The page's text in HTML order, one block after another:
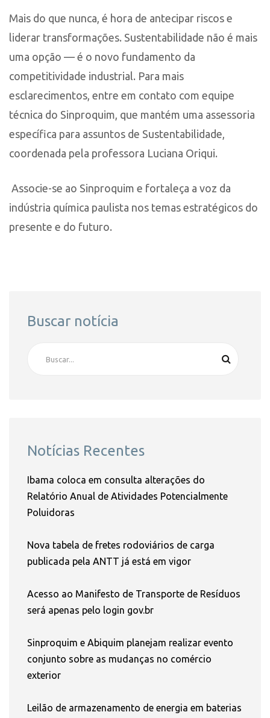
Mais do que nunca, é hora de antecipar riscos e
liderar transformações. Sustentabilidade não é mais
uma opção — é o novo fundamento da
competitividade industrial. Para mais
esclarecimentos, entre em contato com equipe
técnica do Sinproquim, que mantém uma assessoria
específica para assuntos de Sustentabilidade,
coordenada pela professora Luciana Oriqui.
Associe-se ao Sinproquim e fortaleça a voz da
indústria química paulista nos temas estratégicos do
presente e do futuro.
Buscar notícia
Notícias Recentes
Ibama coloca em consulta alterações do
Relatório Anual de Atividades Potencialmente
Poluidoras
Nova tabela de fretes rodoviários de carga
publicada pela ANTT já está em vigor
Acesso ao Manifesto de Transporte de Resíduos
será apenas pelo login gov.br
Sinproquim e Abiquim planejam realizar evento
conjunto sobre as mudanças no comércio
exterior
Leilão de armazenamento de energia em baterias